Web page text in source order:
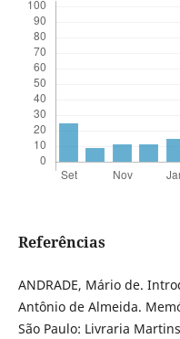
Referências
ANDRADE, Mário de.
Antônio de Almeida.
São Paulo: Livraria